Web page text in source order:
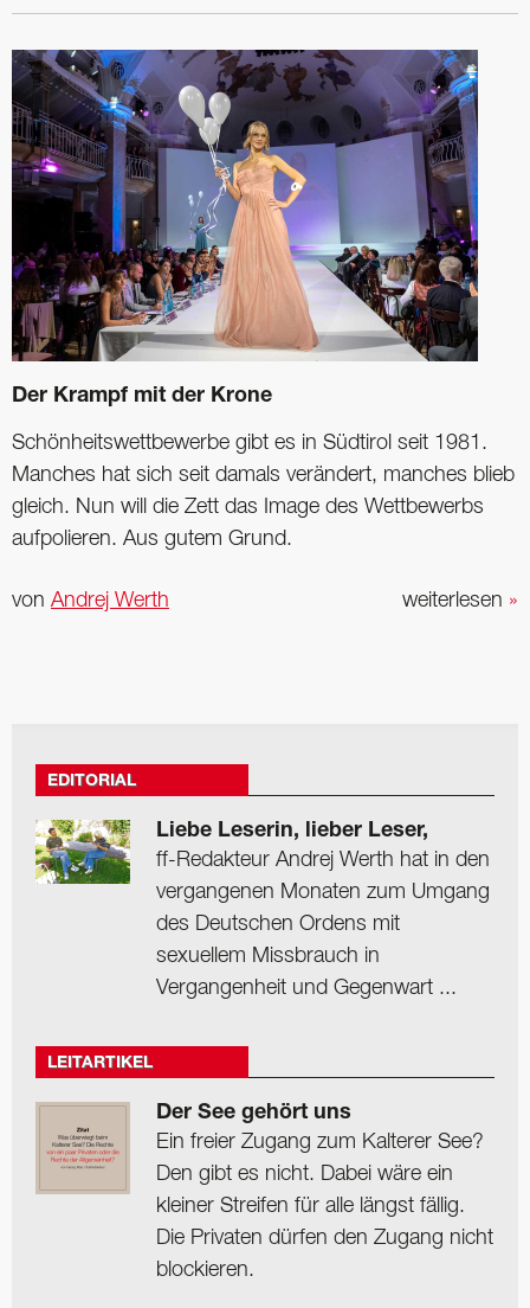
Der Krampf mit der Krone
Schönheitswettbewerbe gibt es in Südtirol seit 1981.
Manches hat sich seit damals ­verändert, ­manches blieb
gleich. Nun will die Zett das Image des ­Wettbewerbs
aufpolieren. Aus gutem Grund.
weiterlesen »
von Andrej Werth
EDITORIAL
Liebe Leserin, lieber Leser,
ff-Redakteur Andrej Werth hat in den
vergangenen Monaten zum Umgang
des Deutschen Ordens mit
sexuellem Missbrauch in
Vergangenheit und Gegenwart ...
LEITARTIKEL
Der See gehört uns
Ein freier Zugang zum Kalterer See?
Den gibt es nicht. Dabei wäre ein
kleiner Streifen für alle längst fällig.
Die Privaten dürfen den Zugang nicht
blockieren.